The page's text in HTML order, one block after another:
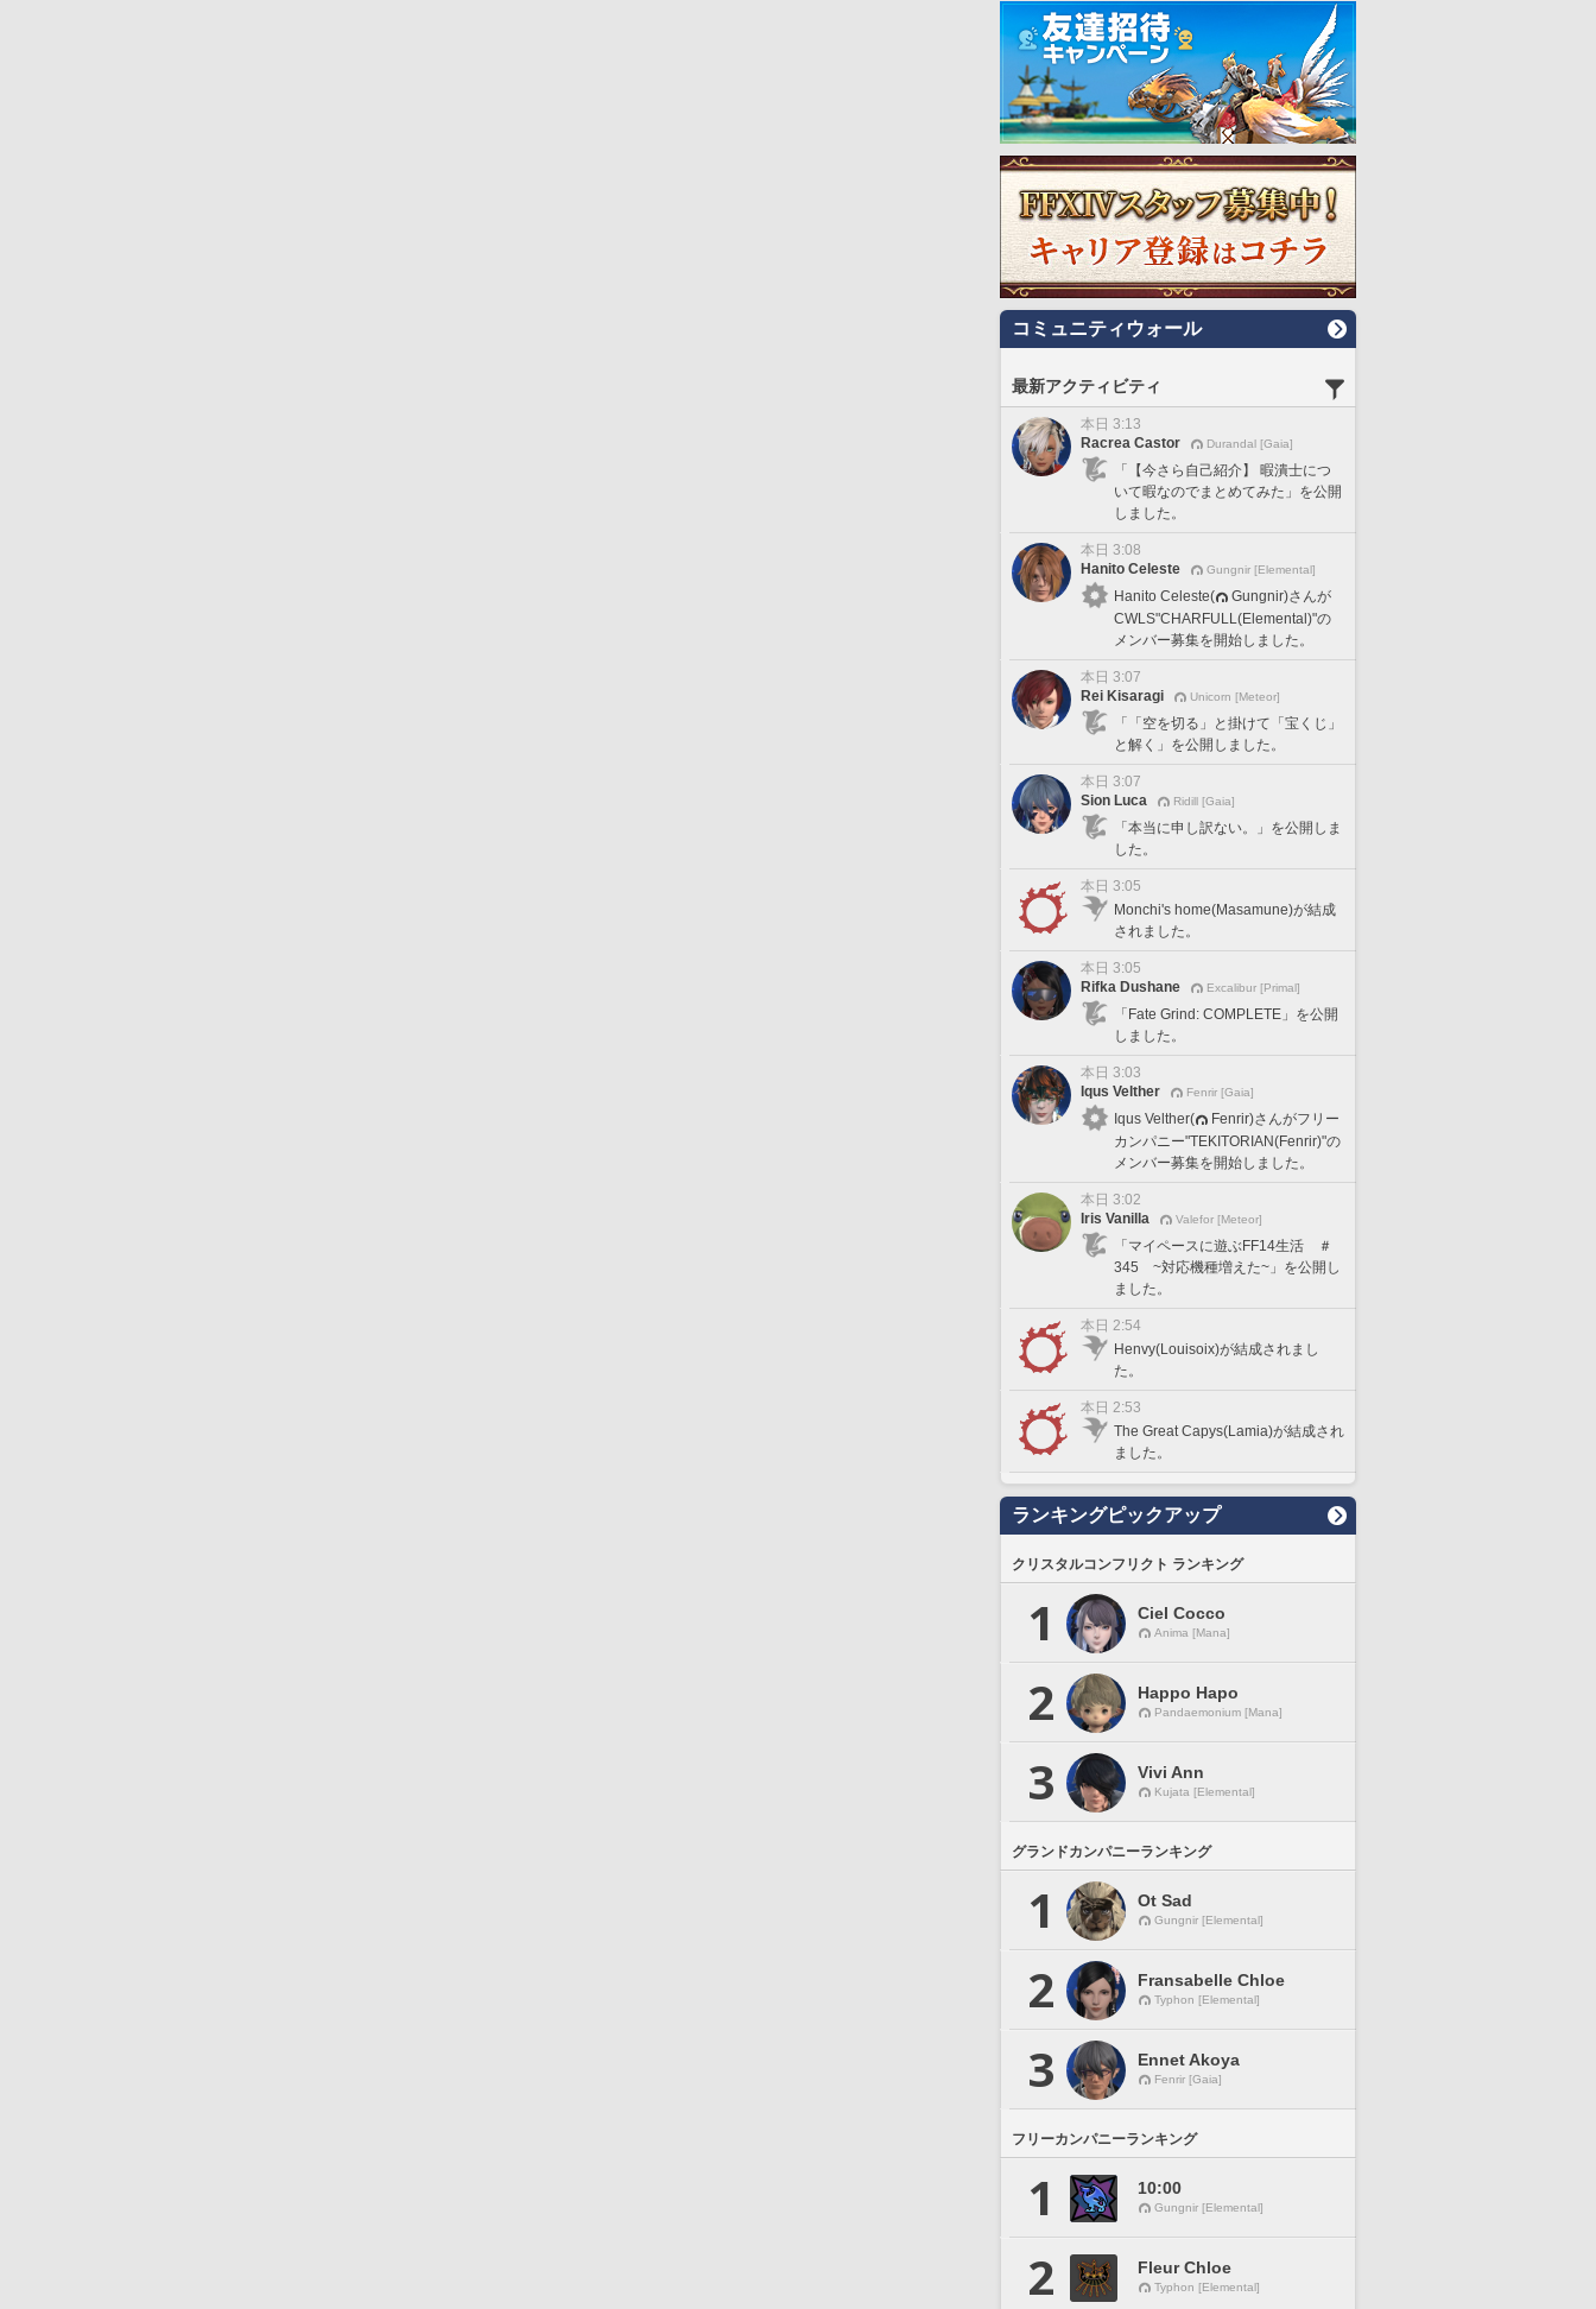
コミュニティウォール
最新アクティビティ
本日 3:13
Racrea Castor
Durandal [Gaia]
「【今さら自己紹介】 暇潰士につ
いて暇なのでまとめてみた」を公開
しました。
本日 3:08
Hanito Celeste
Gungnir [Elemental]
Hanito Celeste(
Gungnir)さんが
CWLS"CHARFULL(Elemental)"の
メンバー募集を開始しました。
本日 3:07
Rei Kisaragi
Unicorn [Meteor]
「「空を切る」と掛けて「宝くじ」
と解く」を公開しました。
本日 3:07
Sion Luca
Ridill [Gaia]
「本当に申し訳ない。」を公開しま
した。
本日 3:05
Monchi's home(Masamune)が結成
されました。
本日 3:05
Rifka Dushane
Excalibur [Primal]
「Fate Grind: COMPLETE」を公開
しました。
本日 3:03
Iqus Velther
Fenrir [Gaia]
Iqus Velther(
Fenrir)さんがフリー
カンパニー"TEKITORIAN(Fenrir)"の
メンバー募集を開始しました。
本日 3:02
Iris Vanilla
Valefor [Meteor]
「マイペースに遊ぶFF14生活 ＃
345 ~対応機種増えた~」を公開し
ました。
本日 2:54
Henvy(Louisoix)が結成されまし
た。
本日 2:53
The Great Capys(Lamia)が結成され
ました。
ランキングピックアップ
クリスタルコンフリクト ランキング
1 Ciel Cocco
Anima [Mana]
2 Happo Hapo
Pandaemonium [Mana]
3 Vivi Ann
Kujata [Elemental]
グランドカンパニーランキング
1 Ot Sad
Gungnir [Elemental]
2 Fransabelle Chloe
Typhon [Elemental]
3 Ennet Akoya
Fenrir [Gaia]
フリーカンパニーランキング
1 10:00
Gungnir [Elemental]
2 Fleur Chloe
Typhon [Elemental]